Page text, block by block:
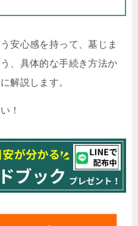
安心感を持って、墓じま
、具体的な手続き方法か
解説します。
！